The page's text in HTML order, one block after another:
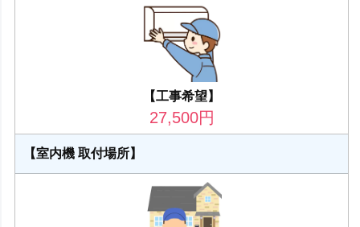
【工事希望】
27,500円
【室内機 取付場所】